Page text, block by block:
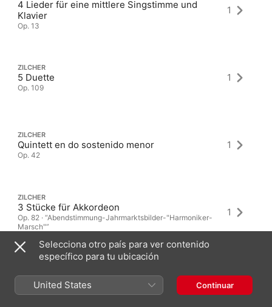
4 Lieder für eine mittlere Singstimme und
Klavier
Op. 13
1
ZILCHER
5 Duette
Op. 109
1
ZILCHER
Quintett en do sostenido menor
Op. 42
1
ZILCHER
3 Stücke für Akkordeon
Op. 82 · “Abendstimmung-Jahrmarktsbilder-"Harmoniker-
Marsch"”
1
Selecciona otro país para ver contenido
específico para tu ubicación
United States Continuar